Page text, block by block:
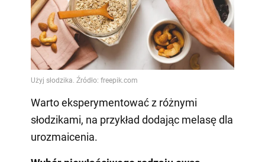
Warto eksperymentować z różnymi
słodzikami, na przykład dodając melasę dla
urozmaicenia.